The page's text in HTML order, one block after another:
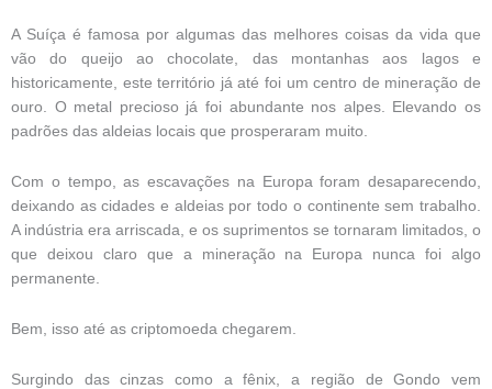
A Suíça é famosa por algumas das melhores coisas da vida que
vão do queijo ao chocolate, das montanhas aos lagos e
historicamente, este território já até foi um centro de mineração de
ouro. O metal precioso já foi abundante nos alpes. Elevando os
padrões das aldeias locais que prosperaram muito.
Com o tempo, as escavações na Europa foram desaparecendo,
deixando as cidades e aldeias por todo o continente sem trabalho.
A indústria era arriscada, e os suprimentos se tornaram limitados, o
que deixou claro que a mineração na Europa nunca foi algo
permanente.
Bem, isso até as criptomoeda chegarem.
Surgindo das cinzas como a fênix, a região de Gondo vem